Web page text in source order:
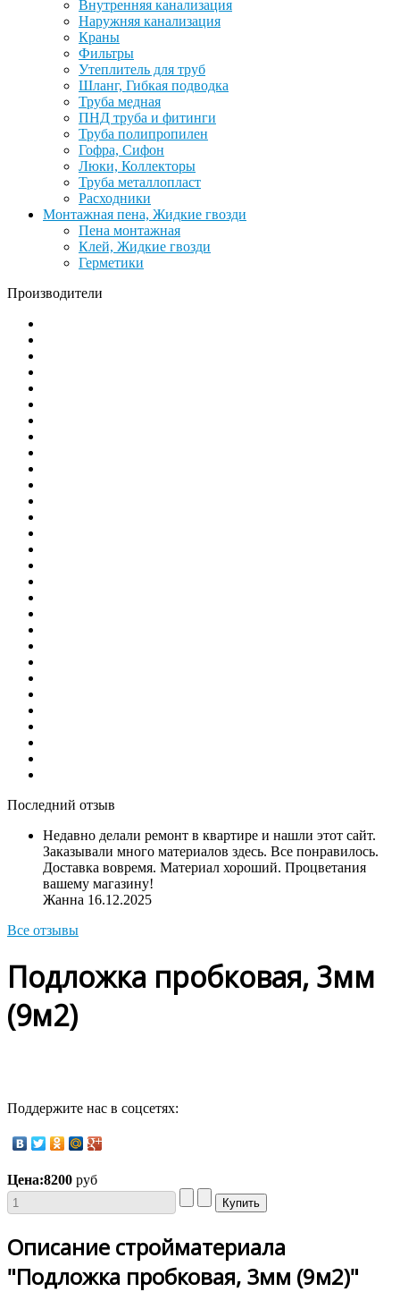
Внутренняя канализация
Наружняя канализация
Краны
Фильтры
Утеплитель для труб
Шланг, Гибкая подводка
Труба медная
ПНД труба и фитинги
Труба полипропилен
Гофра, Сифон
Люки, Коллекторы
Труба металлопласт
Расходники
Монтажная пена, Жидкие гвозди
Пена монтажная
Клей, Жидкие гвозди
Герметики
Производители
Последний отзыв
Недавно делали ремонт в квартире и нашли этот сайт.
Заказывали много материалов здесь. Все понравилось.
Доставка вовремя. Материал хороший. Процветания
вашему магазину!
Жанна 16.12.2025
Все отзывы
Подложка пробковая, 3мм
(9м2)
Поддержите нас в соцсетях:
Цена:8200 руб
Описание стройматериала
"Подложка пробковая, 3мм (9м2)"